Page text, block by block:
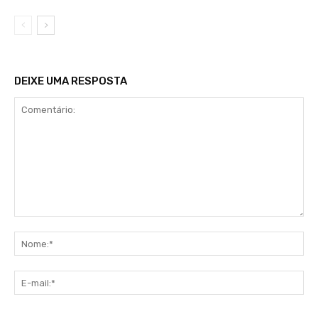
DEIXE UMA RESPOSTA